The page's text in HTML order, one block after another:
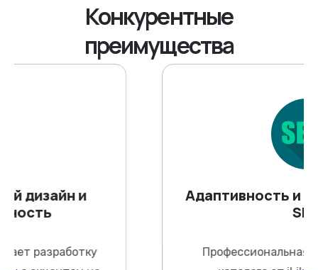
Конкурентные
преимущества
и
Адаптивность и
Профессиональная разработка